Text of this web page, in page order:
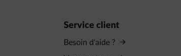
Service client
Besoin d'aide ?